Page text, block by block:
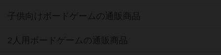
子供向けボードゲームの通販商品
2人用ボードゲームの通販商品